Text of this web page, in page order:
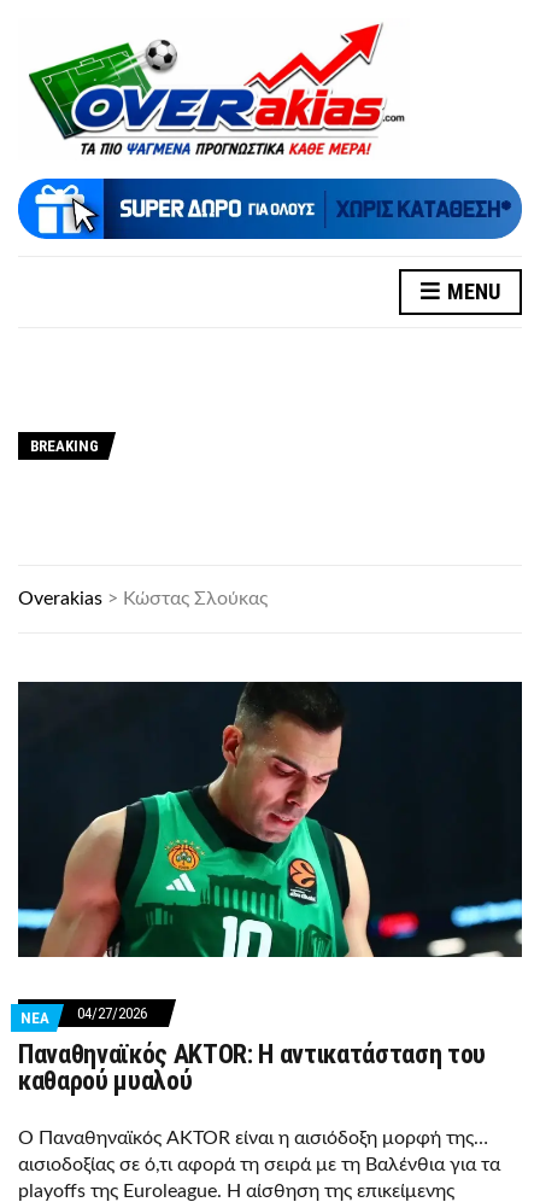
MENU
BREAKING
Overakias > Κώστας Σλούκας
ΝΕΑ 04/27/2026
Παναθηναϊκός AKTOR: Η αντικατάσταση του
καθαρού μυαλού
Ο Παναθηναϊκός AKTOR είναι η αισιόδοξη μορφή της…
αισιοδοξίας σε ό,τι αφορά τη σειρά με τη Βαλένθια για τα
playoffs της Euroleague. Η αίσθηση της επικείμενης